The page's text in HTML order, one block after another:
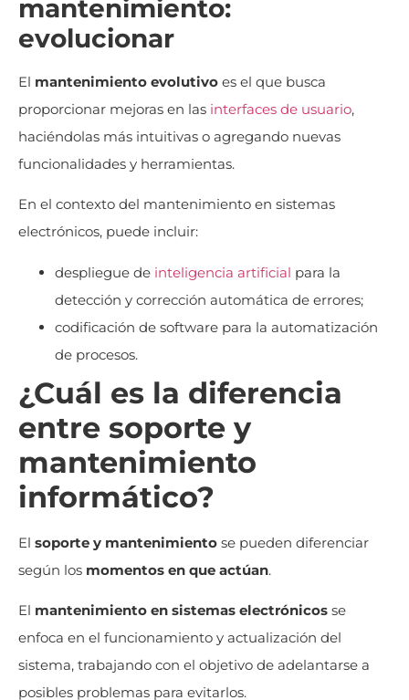
mantenimiento:
evolucionar
El mantenimiento evolutivo es el que busca
proporcionar mejoras en las interfaces de usuario,
haciéndolas más intuitivas o agregando nuevas
funcionalidades y herramientas.
En el contexto del mantenimiento en sistemas
electrónicos, puede incluir:
despliegue de inteligencia artificial para la
detección y corrección automática de errores;
codificación de software para la automatización
de procesos.
¿Cuál es la diferencia
entre soporte y
mantenimiento
informático?
El soporte y mantenimiento se pueden diferenciar
según los momentos en que actúan.
El mantenimiento en sistemas electrónicos se
enfoca en el funcionamiento y actualización del
sistema, trabajando con el objetivo de adelantarse a
posibles problemas para evitarlos.